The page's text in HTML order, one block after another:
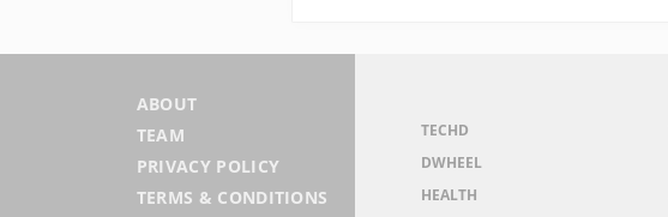
ABOUT
TEAM
PRIVACY POLICY
TERMS & CONDITIONS
TECHD
DWHEEL
HEALTH